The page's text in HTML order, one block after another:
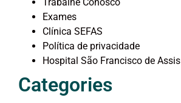
Exames
Clínica SEFAS
Política de privacidade
Hospital São Francisco de Assis
Categories